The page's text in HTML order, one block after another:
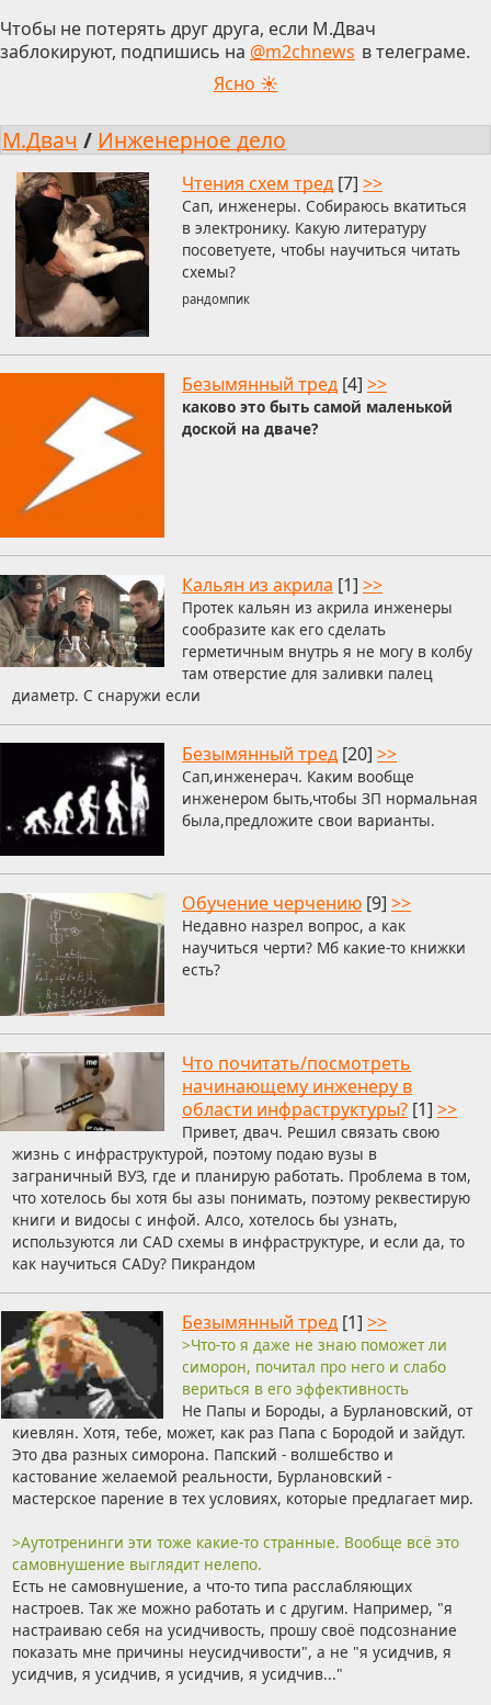
Чтобы не потерять друг друга, если М.Двач
заблокируют, подпишись на @m2chnews в телеграме.
Ясно ☀
М.Двач / Инженерное дело
Чтения схем тред [7] >>
Сап, инженеры. Собираюсь вкатиться
в электронику. Какую литературу
посоветуете, чтобы научиться читать
схемы?
рандомпик
Безымянный тред [4] >>
каково это быть самой маленькой
доской на дваче?
Кальян из акрила [1] >>
Протек кальян из акрила инженеры
сообразите как его сделать
герметичным внутрь я не могу в колбу
там отверстие для заливки палец
диаметр. С снаружи если
Безымянный тред [20] >>
Сап,инженерач. Каким вообще
инженером быть,чтобы ЗП нормальная
была,предложите свои варианты.
Обучение черчению [9] >>
Недавно назрел вопрос, а как
научиться черти? Мб какие-то книжки
есть?
Что почитать/посмотреть
начинающему инженеру в
области инфраструктуры? [1] >>
Привет, двач. Решил связать свою
жизнь с инфраструктурой, поэтому подаю вузы в
заграничный ВУЗ, где и планирую работать. Проблема в том,
что хотелось бы хотя бы азы понимать, поэтому реквестирую
книги и видосы с инфой. Алсо, хотелось бы узнать,
используются ли CAD схемы в инфраструктуре, и если да, то
как научиться CADу? Пикрандом
Безымянный тред [1] >>
>Что-то я даже не знаю поможет ли
симорон, почитал про него и слабо
вериться в его эффективность
Не Папы и Бороды, а Бурлановский, от
киевлян. Хотя, тебе, может, как раз Папа с Бородой и зайдут.
Это два разных симорона. Папский - волшебство и
кастование желаемой реальности, Бурлановский -
мастерское парение в тех условиях, которые предлагает мир.
>Аутотренинги эти тоже какие-то странные. Вообще всё это
самовнушение выглядит нелепо.
Есть не самовнушение, а что-то типа расслабляющих
настроев. Так же можно работать и с другим. Например, "я
настраиваю себя на усидчивость, прошу своё подсознание
показать мне причины неусидчивости", а не "я усидчив, я
усидчив, я усидчив, я усидчив, я усидчив..."